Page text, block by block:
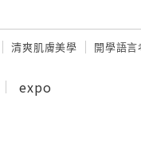
清爽肌膚美學 開學語
expo